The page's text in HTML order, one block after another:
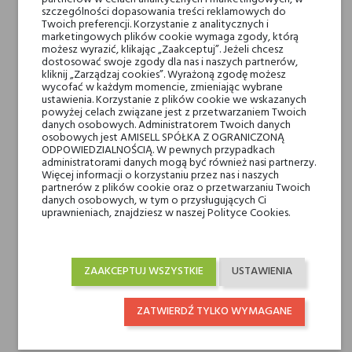
Nuty głowy
pomarańcza, gruszka
Nuty serca
kwiat pomarańczy,
ylang-ylang, irys
Nuty bazy
ambra, drzewo
sandałowe, wanilia
Marki Niszowe
Parfums de Marly
Dla kogo
dla niej
szczególności dopasowania treści reklamowych do
Twoich preferencji. Korzystanie z analitycznych i
marketingowych plików cookie wymaga zgody, którą
możesz wyrazić, klikając „Zaakceptuj”. Jeżeli chcesz
dostosować swoje zgody dla nas i naszych partnerów,
kliknij „Zarządzaj cookies”. Wyrażoną zgodę możesz
wycofać w każdym momencie, zmieniając wybrane
ustawienia. Korzystanie z plików cookie we wskazanych
powyżej celach związane jest z przetwarzaniem Twoich
danych osobowych. Administratorem Twoich danych
osobowych jest AMISELL SPÓŁKA Z OGRANICZONĄ
ODPOWIEDZIALNOŚCIĄ. W pewnych przypadkach
administratorami danych mogą być również nasi partnerzy.
Więcej informacji o korzystaniu przez nas i naszych
partnerów z plików cookie oraz o przetwarzaniu Twoich
danych osobowych, w tym o przysługujących Ci
uprawnieniach, znajdziesz w naszej Polityce Cookies.
USTAWIENIA
ZAAKCEPTUJ WSZYSTKIE
ZATWIERDŹ TYLKO WYMAGANE